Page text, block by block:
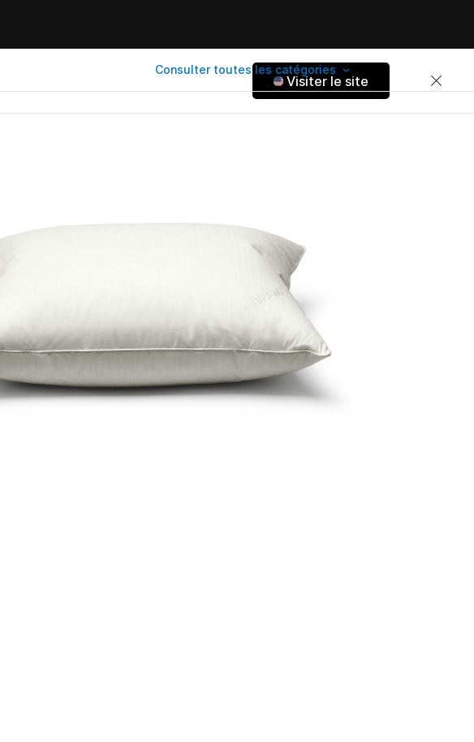
Consulter toutes les catégories
Visiter le site